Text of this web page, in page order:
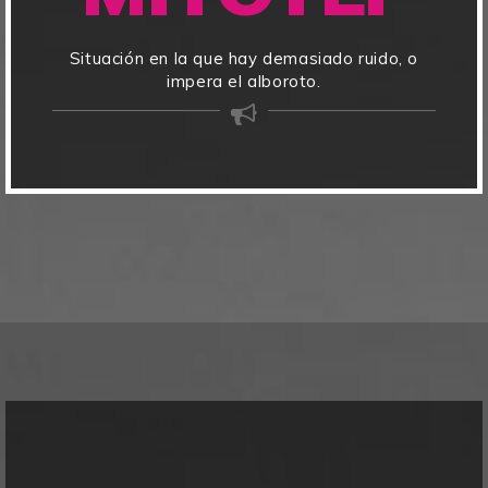
Situación en la que hay demasiado ruido, o
impera el alboroto.